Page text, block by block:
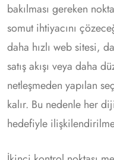
bakılması gereken
somut ihtiyacını
daha hızlı web sitesi,
satış akışı veya daha
netleşmeden yapılan
kalır. Bu nedenle her
hedefiyle